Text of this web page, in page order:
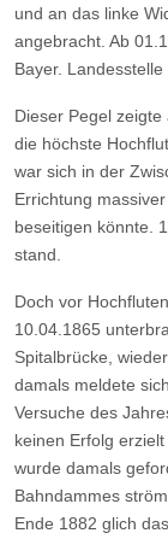
und an das linke
angebracht. Ab
Bayer.
Dieser Pegel
die höchste
war sich in der
Errichtung
beseitigen könnte.
stand.
Doch vor
10.04.1865
Spitalbrücke,
damals meldete
Versuche des
keinen Erfolg
wurde damals
Bahndammes
Ende 1882 glich